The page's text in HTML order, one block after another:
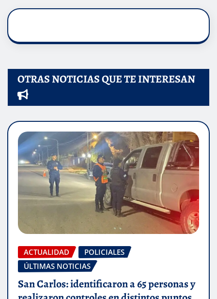
OTRAS NOTICIAS QUE TE INTERESAN
ACTUALIDAD
POLICIALES
ÚLTIMAS NOTICIAS
San Carlos: identificaron a 65 personas y